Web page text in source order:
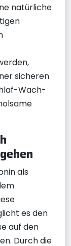
natürliche
sicheren
Wach-
als
es den
auf den
Durch die